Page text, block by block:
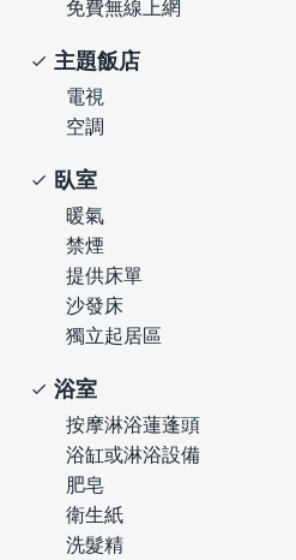
免費無線上網
主題飯店
電視
空調
臥室
暖氣
禁煙
提供床單
沙發床
獨立起居區
浴室
按摩淋浴蓮蓬頭
浴缸或淋浴設備
肥皂
衛生紙
洗髮精